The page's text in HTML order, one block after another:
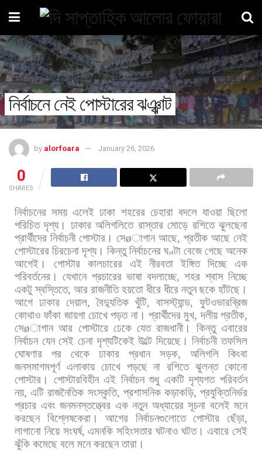
নির্বাচনে নেই পোস্টারের ঝঞ্ঝাট
by alorfoara January 26, 2026
0
SHARES
নির্বাচনের সময় এলেই ঢাকা শহরের চেহারা বদলে যাওয়া ছিলো
পরিচিত দৃশ্য। ঢাকার অলিগলিতে রাস্তার মোড়ে রশিতে ঝুলছেনা
প্রার্থীদের নির্বাচনী পোস্টার। সেøাগান আছে, প্রতীক আছে নেই
পোস্টারের চিরচেনা দৃশ্য। কিন্তু নির্বাচনের ঘণ্টা বেজে গেছে অনেক
আগেই।
পোস্টার কালচারের এই নীরবতা ইঙ্গিত দিচ্ছে
এক
পরিবর্তনের। যেখানে প্রচারের ভাষা বদলাচ্ছে,শহর শ্বাস নিচ্ছে
একটু স্বস্তিতে, আর রাজনীতি হয়তো ধীরে ধীরে নতুন ছকে হাঁটছে।
আগে ঢাকার দেয়াল,বৈদ্যুতিক খুঁটি,বাসস্ট্যান্ড,ফুটওভারব্রিজ
কোথাও ফাঁকা জায়গা চোখে পড়ত না। প্রার্থীদের মুখ,দলীয় প্রতীক,
সেøাগান আর পোস্টারে ঢেকে যেত রাজধানী। কিন্তু এবারের
নির্বাচন যেন সেই চেনা দৃশ্যটিকেই উল্টে দিয়েছে। নির্বাচনী তফসিল
ঘোষণার
পর থেকে ঢাকার প্রধান সড়ক, অলিগলি
কিংবা
জনসমাগমপূর্ণ এলাকায় চোখে পড়ছে না রশিতে ঝুলন্ত কোনো
পোস্টার।
পোস্টারবিহীন এই নির্বাচন শুধু একটি দৃশ্যগত পরিবর্তন
নয়,এটি রাজনৈতিক সংস্কৃতি, প্রশাসনিক কড়াকড়ি,প্রযুক্তিনির্ভর
প্রচার এবং জনমনস্তত্ত্বের এক নতুন অধ্যায়ের সূচনা বলেই মনে
করছেন
বিশ্লেষকেরা। আগের নির্বাচনগুলোতে পোস্টার ছেঁড়া,
লাগানো নিয়ে সংঘর্ষ,এমনকি সহিংসতার ঘটনাও ঘটত। এবারে সেই
ঝুঁকি কমেছে বলে মনে করছেন তারা।